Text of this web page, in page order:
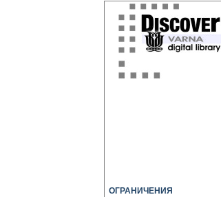
ОГРАНИЧЕНИЯ